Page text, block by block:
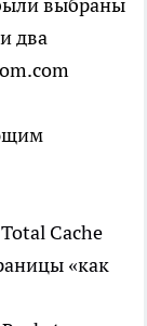
два
Cache
«как